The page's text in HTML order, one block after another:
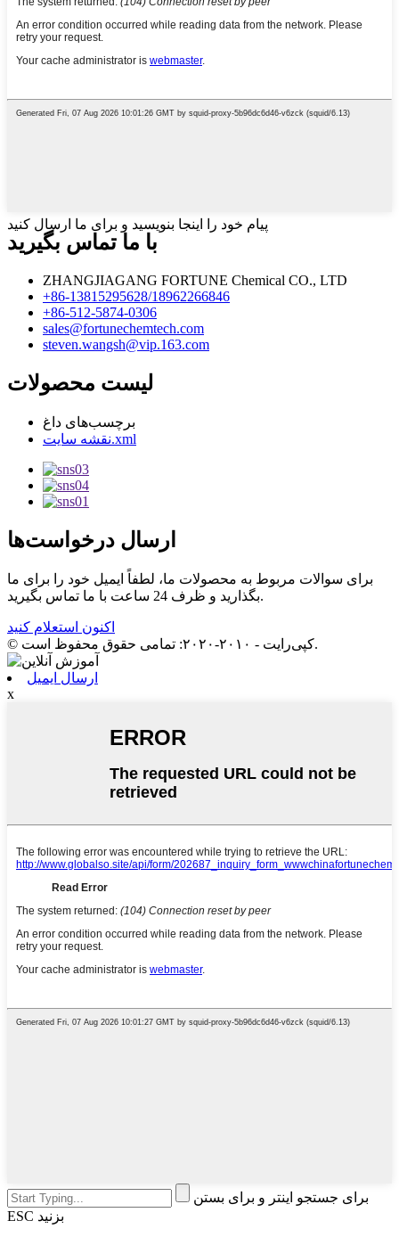
پیام خود را اینجا بنویسید و برای ما ارسال کنید
با ما تماس بگیرید
ZHANGJIAGANG FORTUNE Chemical CO., LTD
‎+86-13815295628/18962266846‎
‎+86-512-5874-0306‎
sales@fortunechemtech.com
steven.wangsh@vip.163.com
لیست محصولات
برچسب‌های داغ
نقشه سایت.xml
ارسال درخواست‌ها
برای سوالات مربوط به محصولات ما، لطفاً ایمیل خود را برای ما
بگذارید و ظرف 24 ساعت با ما تماس بگیرید.
اکنون استعلام کنید
© کپی‌رایت - ۲۰۱۰-۲۰۲۰: تمامی حقوق محفوظ است.
ارسال ایمیل
x
برای جستجو اینتر و برای بستن
ESC بزنید